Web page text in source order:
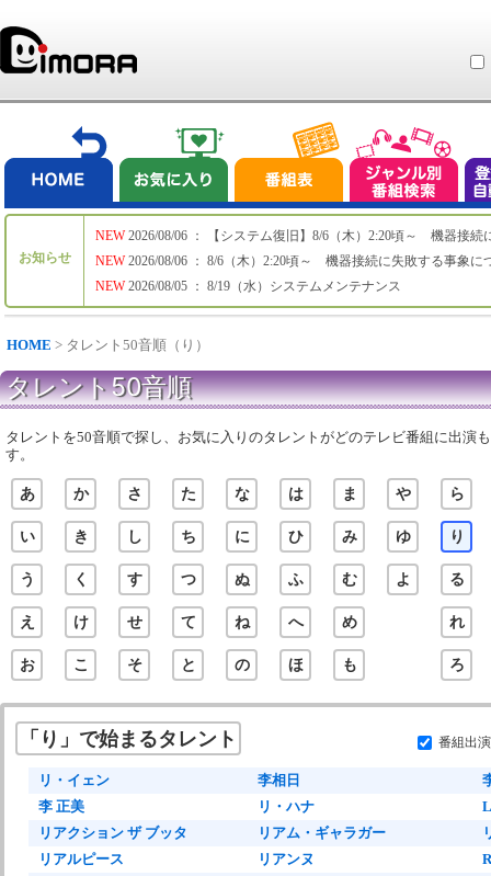
お知らせ
NEW
NEW
NEW
2026/08/06 ： 【システム復旧】8/6（木）2:20頃～ 機器接続
2026/08/06 ： 8/6（木）2:20頃～ 機器接続に失敗する事象に
2026/08/05 ： 8/19（水）システムメンテナンス
HOME > タレント50音順（り）
タレント50音順
タレントを50音順で探し、お気に入りのタレントがどのテレビ番組に出演
す。
あ か さ た な は ま や ら
い き し ち に ひ み ゆ り
う く す つ ぬ ふ む よ る
え け せ て ね へ め れ
お こ そ と の ほ も ろ
「り」で始まるタレント 番組出
リ・イェン 李相日
李 正美
リ・ハナ
リアクション ザ ブッタ
リアム・ギャラガー
リアルピース
リアンヌ